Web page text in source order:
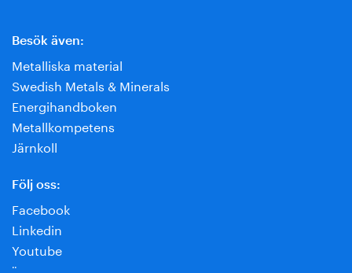
Besök även:
Metalliska material
Swedish Metals & Minerals
Energihandboken
Metallkompetens
Järnkoll
Följ oss:
Facebook
Linkedin
Youtube